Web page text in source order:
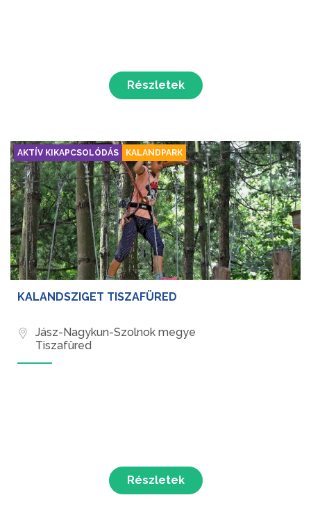
Részletek
AKTÍV KIKAPCSOLÓDÁS KALANDPARK
KALANDSZIGET TISZAFÜRED
Jász-Nagykun-Szolnok megye
Tiszafüred
Részletek